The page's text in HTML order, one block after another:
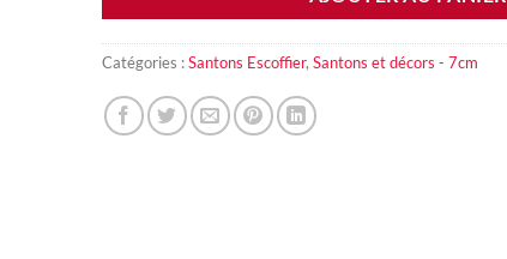
Catégories :Santons Escoffier, Santons et décors - 7cm